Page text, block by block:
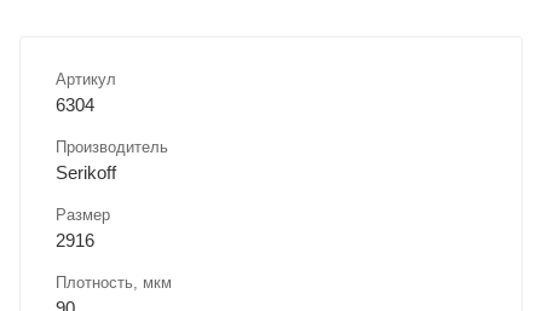
Артикул
6304
Производитель
Serikoff
Размер
2916
Плотность, мкм